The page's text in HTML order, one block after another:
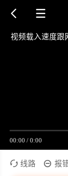
 
在线播放《
视频载入速度跟
如果无法播放
 线路  报